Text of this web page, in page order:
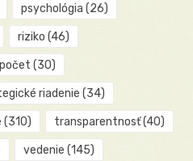
psychológia (26)
riziko (46)
(30)
riadenie (34)
(310) transparentnosť(40)
vedenie (145)